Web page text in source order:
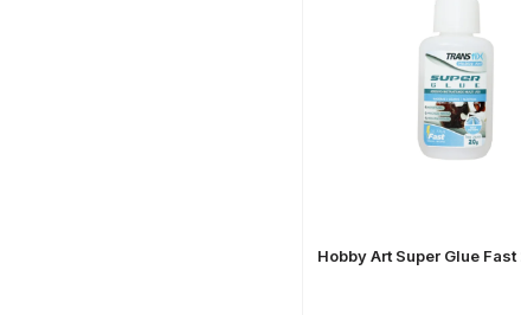
Hobby Art Super Glue Fast